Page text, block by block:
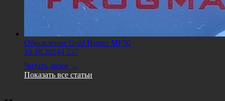
Обновление Gold Hunter MF50
19.10.20244 237
Читать далее →
Показать все статьи